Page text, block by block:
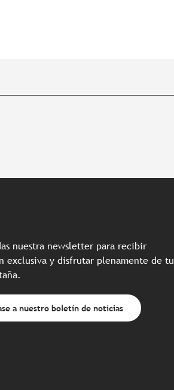
nuestra newsletter para recibir
exclusiva y disfrutar plenamente de tu
a nuestro boletín de noticias